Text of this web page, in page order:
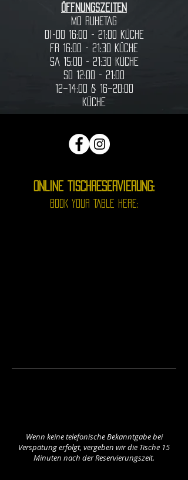
ÖFFNUNGSZEITEN
MO RUHETAG
Di-DO 16:00 - 21:00 Küche
FR 16:00 - 21:30
Küche
SA 15:00 - 21:30
Küche
So 12:00 - 21:00
12–14:00 & 16–20:00
Küche
ONLINE TISCHRESERVIERUNG:
BOOK YOUR TABLE HERE:
Wenn keine telefonische Bekanntgabe bei
Verspätung erfolgt, vergeben wir die Tische 15
Minuten nach der Reservierungszeit.